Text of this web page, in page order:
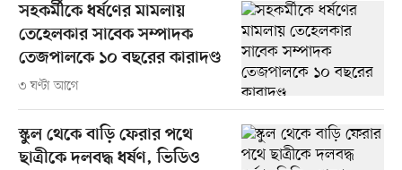
সহকর্মীকে ধর্ষণের মামলায়
তেহেলকার সাবেক সম্পাদক
তেজপালকে ১০ বছরের কারাদণ্ড
৩ ঘণ্টা আগে
স্কুল থেকে বাড়ি ফেরার পথে
ছাত্রীকে দলবদ্ধ ধর্ষণ, ভিডিও